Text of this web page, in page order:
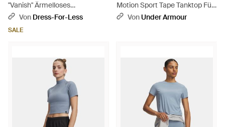
"Vanish" Ärmelloses
Oberteil Für Damen, Kurz
Von Dress-For-Less
SALE
Motion Sport Tape Tanktop Für
Damen Wind Flash Light
VonUnder Armour